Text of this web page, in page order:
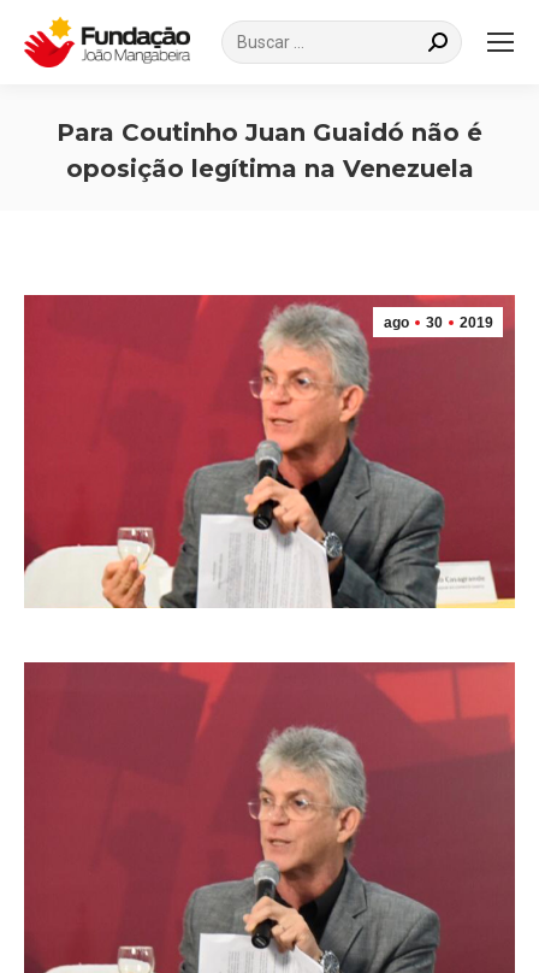
Search:
Para Coutinho Juan Guaidó não é
oposição legítima na Venezuela
ago 30 2019